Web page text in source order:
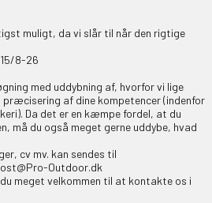
muligt, da vi slår til når den rigtige
8-26
med uddybning af, hvorfor vi lige
af dine kompetencer (indenfor
Da det er en kæmpe fordel, at du
må du også meget gerne uddybe, hvad
cv mv. kan sendes til
Outdoor.dk
meget velkommen til at kontakte os i